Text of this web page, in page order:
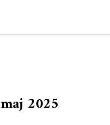
maj 2025